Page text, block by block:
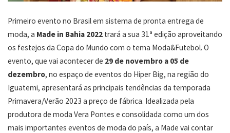
Primeiro evento no Brasil em sistema de pronta entrega de
moda, a Made in Bahia 2022 trará a sua 31ª edição aproveitando
os festejos da Copa do Mundo com o tema Moda&Futebol. O
evento, que vai acontecer de 29 de novembro a 05 de
dezembro, no espaço de eventos do Hiper Big, na região do
Iguatemi, apresentará as principais tendências da temporada
Primavera/Verão 2023 a preço de fábrica. Idealizada pela
produtora de moda Vera Pontes e consolidada como um dos
mais importantes eventos de moda do país, a Made vai contar